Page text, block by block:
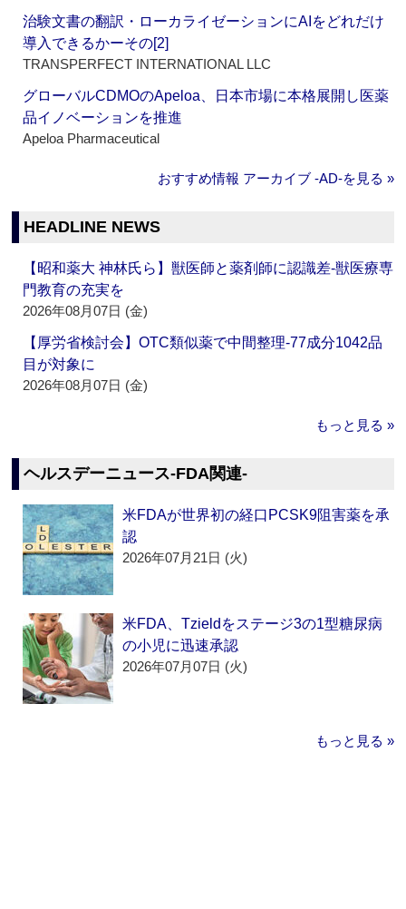
治験文書の翻訳・ローカライゼーションにAIをどれだけ
導入できるかーその[2]
TRANSPERFECT INTERNATIONAL LLC
グローバルCDMOのApeloa、日本市場に本格展開し医薬
品イノベーションを推進
Apeloa Pharmaceutical
おすすめ情報 アーカイブ ‐AD‐を見る »
HEADLINE NEWS
【昭和薬大 神林氏ら】獣医師と薬剤師に認識差‐獣医療専
門教育の充実を
2026年08月07日 (金)
【厚労省検討会】OTC類似薬で中間整理‐77成分1042品
目が対象に
2026年08月07日 (金)
もっと見る »
ヘルスデーニュース‐FDA関連‐
米FDAが世界初の経口PCSK9阻害薬を承
認
2026年07月21日 (火)
米FDA、Tzieldをステージ3の1型糖尿病
の小児に迅速承認
2026年07月07日 (火)
もっと見る »